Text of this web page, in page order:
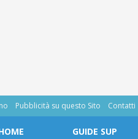
Pubblicità su questo Sito Contatti
GUIDE SUP